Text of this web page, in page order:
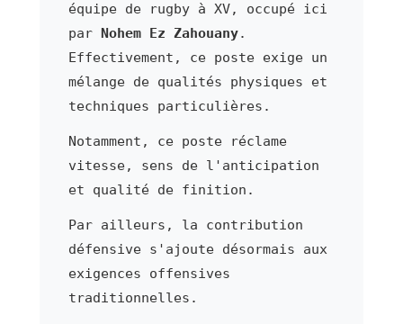
équipe de rugby à XV, occupé ici
par Nohem Ez Zahouany.
Effectivement, ce poste exige un
mélange de qualités physiques et
techniques particulières.
Notamment, ce poste réclame
vitesse, sens de l'anticipation
et qualité de finition.
Par ailleurs, la contribution
défensive s'ajoute désormais aux
exigences offensives
traditionnelles.